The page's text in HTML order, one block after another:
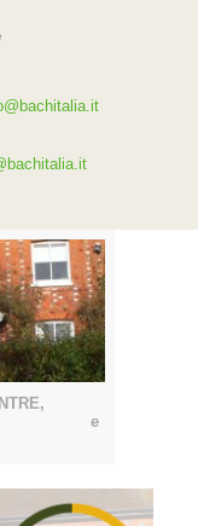
Bach e